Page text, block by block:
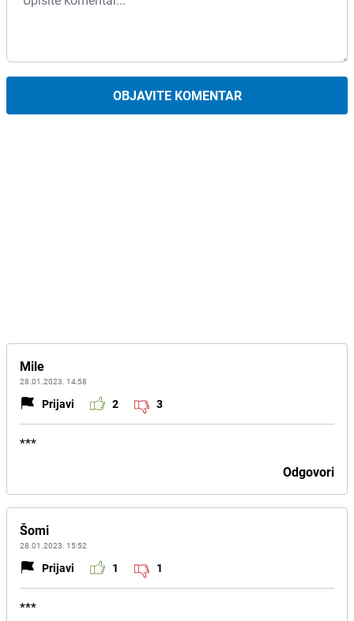
OBJAVITE KOMENTAR
Mile
28.01.2023. 14:58
Prijavi 2 3
***
Odgovori
Šomi
28.01.2023. 15:52
Prijavi 1 1
***